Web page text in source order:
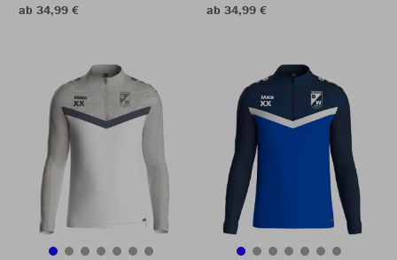
ab 34,99 €
ab 34,99 €